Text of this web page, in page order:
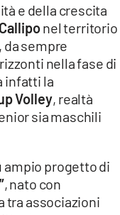
e della crescita
nel territorio
sempre
nella fase di
infatti la
Volley, realtà
sia maschili
ampio progetto di
, nato con
tra associazioni